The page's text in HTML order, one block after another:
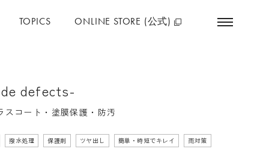
TOPICS ONLINE STORE (公式)
公式サイト(おトク)
Rakutenで購入 Yahooで購入
defects-
スコート・塗膜保護・防汚
撥水処理 保護剤 ツヤ出し 簡単・時短でキレイ
雨対策